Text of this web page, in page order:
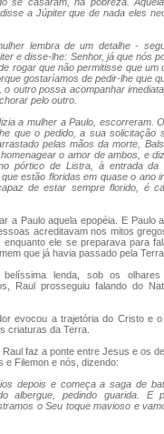
a Júpiter que de nada eles
lembra de um detalhe -
e disse-lhe: Senhor, já que nós
rogar que não permitisse que um
gostaríamos de pedir-lhe que
outro possa acompanhar
pelo outro.
a mulher a Paulo, escorreram.
que o pedido, a sua solicitação
pelas mãos da morte,
o amor de ambos, e
pórtico de Listra, à entrada da
estão floridas em quase o ano
de estar sempre florido, é
a Paulo aquela epopéia. E Paulo
acreditavam nos mitos
ele se preparava para
que já havia passado pela
lenda, sob os olhares
Raul prosseguiu falando do
evocou a trajetória do Cristo e
criaturas da Terra.
Raul faz a ponte entre Jesus e os
e Filemon e nós, dizendo:
depois e começa a saga de
albergue, pedindo guarida. E
o Seu toque mavioso e